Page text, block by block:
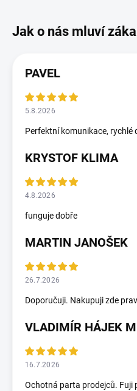
PAVEL
5.8.2026
Perfektní komunikace, rychlé
KRYSTOF KLIMA
4.8.2026
funguje dobře
MARTIN JANOŠEK
26.7.2026
Doporučuji. Nakupuji zde
VLADIMÍR HÁJEK
16.7.2026
Ochotná parta prodejců.